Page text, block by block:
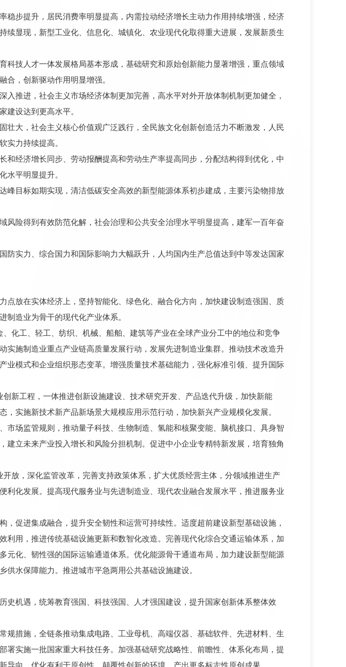
步提升，居民消费率明显提高，内需拉动经济增长主动力作用持续增强，经济
显现，新型工业化、信息化、城镇化、农业现代化取得重大进展，发展新质生
技人才一体发展格局基本形成，基础研究和原始创新能力显著增强，重点领域
合，创新驱动作用明显增强。
推进，社会主义市场经济体制更加完善，高水平对外开放体制机制更加健全，
建设达到更高水平。
大，社会主义核心价值观广泛践行，全民族文化创新创造活力不断激发，人民
实力持续提高。
经济增长同步、劳动报酬提高和劳动生产率提高同步，分配结构得到优化，中
水平明显提升。
目标如期实现，清洁低碳安全高效的新型能源体系初步建成，主要污染物排放
险得到有效防范化解，社会治理和公共安全治理水平明显提高，建军一百年奋
实力、综合国力和国际影响力大幅跃升，人均国内生产总值达到中等发达国家
放在实体经济上，坚持智能化、绿色化、融合化方向，加快建设制造强国、质
制造业为骨干的现代化产业体系。
化工、轻工、纺织、机械、船舶、建筑等产业在全球产业分工中的地位和竞争
施制造业重点产业链高质量发展行动，发展先进制造业集群。推动技术改造升
模式和企业组织形态变革。增强质量技术基础能力，强化标准引领、提升国际
新工程，一体推进创新设施建设、技术研究开发、产品迭代升级，加快新能
实施新技术新产品新场景大规模应用示范行动，加快新兴产业规模化发展。
场监管规则，推动量子科技、生物制造、氢能和核聚变能、脑机接口、具身智
立未来产业投入增长和风险分担机制。促进中小企业专精特新发展，培育独角
放，深化监管改革，完善支持政策体系，扩大优质经营主体，分领域推进生产
化发展。提高现代服务业与先进制造业、现代农业融合发展水平，推进服务业
，促进集成融合，提升安全韧性和运营可持续性。适度超前建设新型基础设施，
用，推进传统基础设施更新和数智化改造。完善现代化综合交通运输体系，加
化、韧性强的国际运输通道体系。优化能源骨干通道布局，加力建设新型能源
水保障能力。推进城市平急两用公共基础设施建设。
机遇，统筹教育强国、科技强国、人才强国建设，提升国家创新体系整体效
规措施，全链条推动集成电路、工业母机、高端仪器、基础软件、先进材料、生
实施一批国家重大科技任务。加强基础研究战略性、前瞻性、体系化布局，提
向，优化有利于原创性、颠覆性创新的环境，产出更多标志性原创成果。